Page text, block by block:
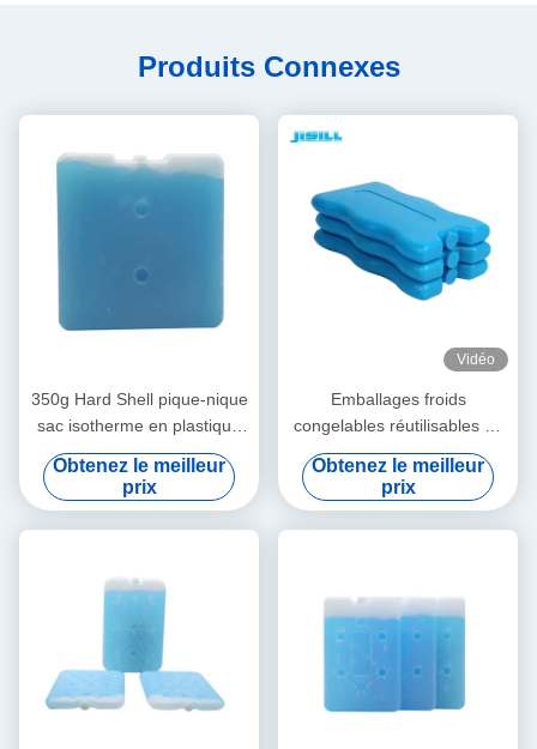
Produits Connexes
350g Hard Shell pique-nique
sac isotherme en plastique
blocs de glace congélateur
briques de glace
Obtenez le meilleur
prix
Vidéo
Emballages froids
congelables réutilisables de
gel de refroidisseur de
vessie de glace portative
bleue de sac
Obtenez le meilleur
prix